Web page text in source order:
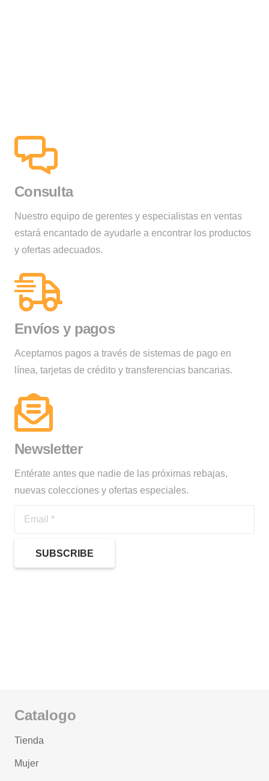
Consulta
Nuestro equipo de gerentes y especialistas en ventas
estará encantado de ayudarle a encontrar los productos
y ofertas adecuados.
Envíos y pagos
Aceptamos pagos a través de sistemas de pago en
línea, tarjetas de crédito y transferencias bancarias.
Newsletter
Entérate antes que nadie de las próximas rebajas,
nuevas colecciones y ofertas especiales.
SUBSCRIBE
Catalogo
Tienda
Mujer